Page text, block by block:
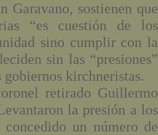
Garavano, sostienen que
“es cuestión de los
sino cumplir con la
sin las “presiones”
kirchneristas.
retirado Guillermo
la presión a los
concedido un número de